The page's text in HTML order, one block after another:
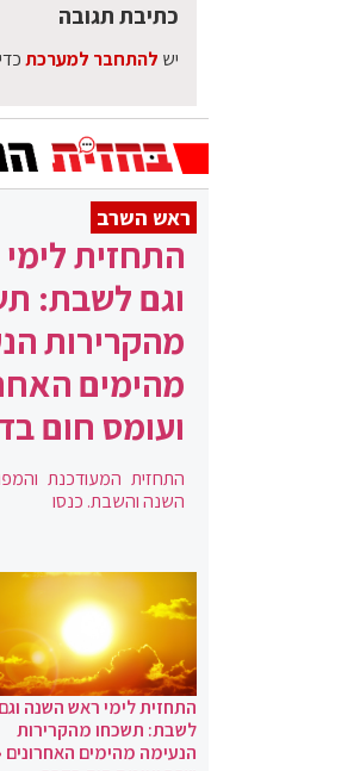
כתיבת תגובה
יש להתחבר למערכת
ראש השרב
התחזית
וגם לשבת:
מהקרירות
מהימים
ועומס חום
התחזית המעודכנת
השנה והשבת. כנסו
התחזית לימי ראש השנה וגם
לשבת: תשכחו מהקרירות
הנעימה מהימים האחרונים